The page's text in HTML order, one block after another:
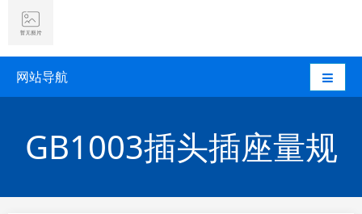
网站导航
GB1003插头插座量规